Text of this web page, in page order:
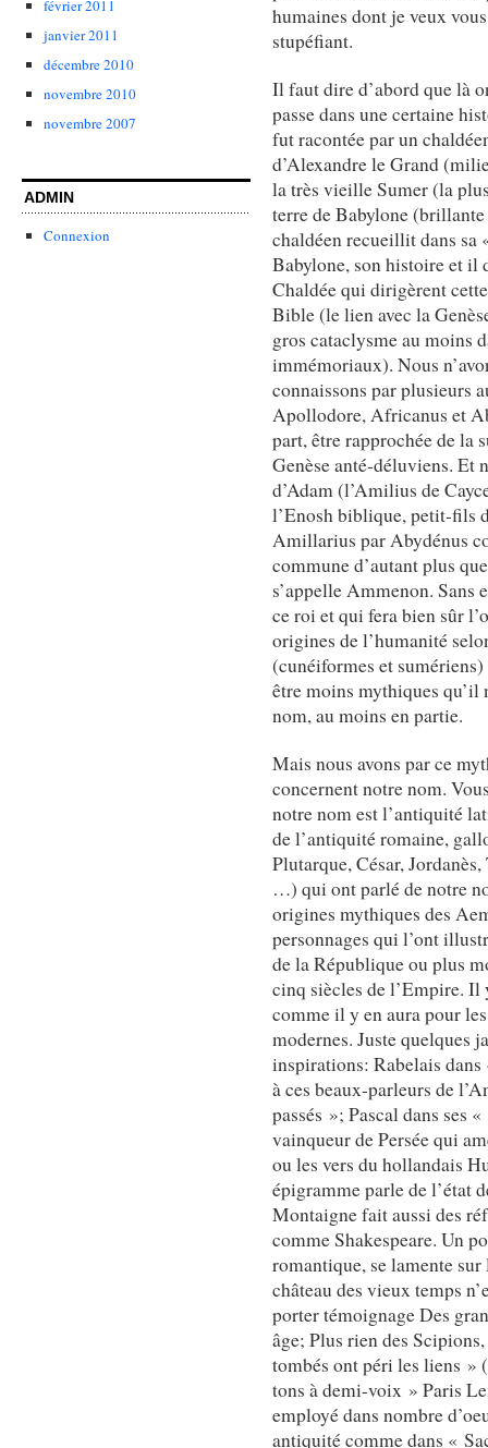
février 2011
janvier 2011
décembre 2010
novembre 2010
novembre 2007
ADMIN
Connexion
humaines dont je veux
stupéfiant.
Il faut dire d’abord que là
passe dans une certaine
fut racontée par un
d’Alexandre le Grand
la très vieille Sumer (la
terre de Babylone
chaldéen recueillit dans
Babylone, son histoire et il
Chaldée qui dirigèrent
Bible (le lien avec la
gros cataclysme au moins
immémoriaux). Nous
connaissons par plusieurs
Apollodore, Africanus et
part, être rapprochée de la
Genèse anté-déluviens. Et
d’Adam (l’Amilius de
l’Enosh biblique, petit-fils
Amillarius par Abydénus
commune d’autant plus
s’appelle Ammenon. Sans
ce roi et qui fera bien sûr
origines de l’humanité
(cunéiformes et
être moins mythiques qu’il
nom, au moins en partie.
Mais nous avons par ce
concernent notre nom.
notre nom est l’antiquité
de l’antiquité romaine,
Plutarque, César,
…) qui ont parlé de notre
origines mythiques des
personnages qui l’ont
de la République ou plus
cinq siècles de l’Empire. Il
comme il y en aura pour
modernes. Juste quelques
inspirations: Rabelais
à ces beaux-parleurs de
passés »; Pascal dans ses
vainqueur de Persée qui
ou les vers du hollandais
épigramme parle de l’état
Montaigne fait aussi des
comme Shakespeare. Un
romantique, se lamente
château des vieux temps
porter témoignage Des
âge; Plus rien des
tombés ont péri les liens »
tons à demi-voix » Paris
employé dans nombre
antiquité comme dans «